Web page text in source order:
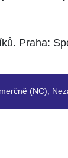
Praha:
(NC),